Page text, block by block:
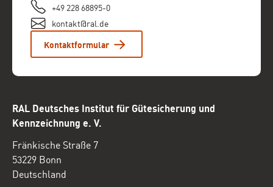
+49 228 68895-0
kontakt@ral.de
Kontaktformular
RAL Deutsches Institut für Gütesicherung und
Kennzeichnung e. V.
Fränkische Straße 7
53229 Bonn
Deutschland